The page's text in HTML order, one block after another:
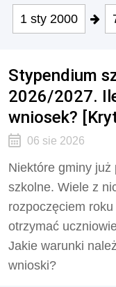
1 sty 2000
Stypendium
2026/2027.
wniosek?
06 sie 2026
Niektóre gminy
szkolne. Wiele z
rozpoczęciem
otrzymać
Jakie warunki
wnioski?